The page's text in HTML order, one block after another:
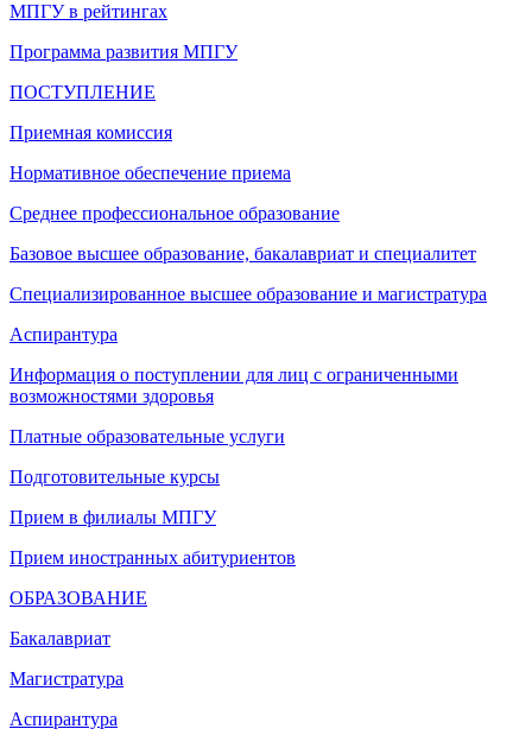
МПГУ в рейтингах
Программа развития МПГУ
ПОСТУПЛЕНИЕ
Приемная комиссия
Нормативное обеспечение приема
Среднее профессиональное образование
Базовое высшее образование, бакалавриат и специалитет
Специализированное высшее образование и магистратура
Аспирантура
Информация о поступлении для лиц с ограниченными
возможностями здоровья
Платные образовательные услуги
Подготовительные курсы
Прием в филиалы МПГУ
Прием иностранных абитуриентов
ОБРАЗОВАНИЕ
Бакалавриат
Магистратура
Аспирантура